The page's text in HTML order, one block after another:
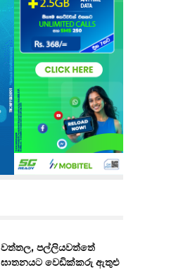
වත්තල, පල්ලියවත්තේ
ඝාතනයට වෙඩික්කරු ඇතුළු